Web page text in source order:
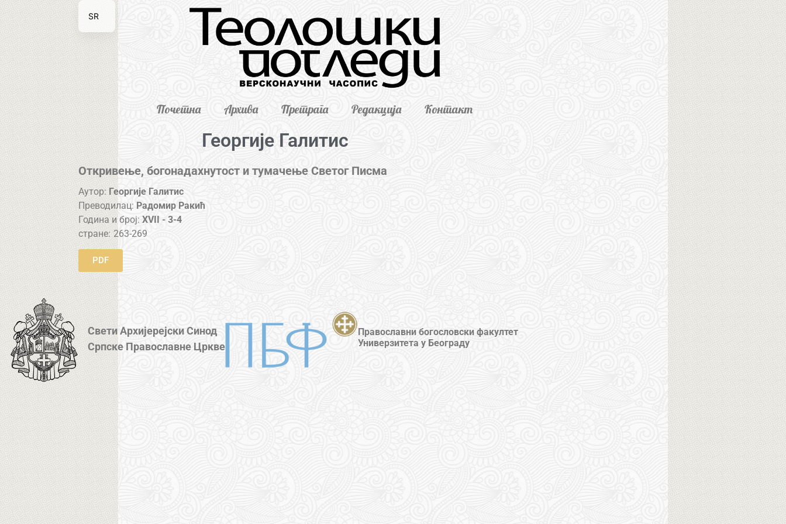
Почетна Архива Претрага Редакција Контакт
Георгије Галитис
Откривење, богонадахнутост и тумачење Светог Писма
Аутор: Георгије Галитис
Преводилац: Радомир Ракић
Година и број:XVII - 3-4
стране: 263-269
PDF
Свети Архијерејски Синод
Српске Православне Цркве
Православни богословски факултет
Универзитета у Београду
SR
EN